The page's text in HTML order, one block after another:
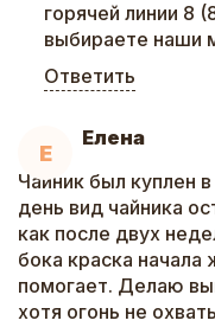
горячей линии 8
выбираете наши
Ответить
Е
Елена
Чайник был куплен
день вид чайника
как после двух
бока краска начала
помогает. Делаю
хотя огонь не